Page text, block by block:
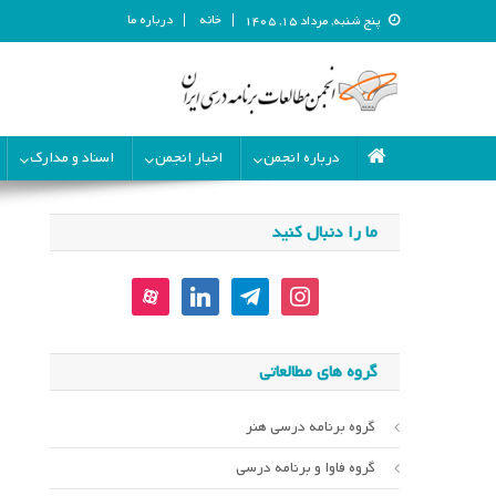
پنج شنبه, مرداد ۱۵, ۱۴۰۵ خانه درباره ما
انجمن مطالعات برنامه درسی
درباره انجمن
اخبار انجمن اسناد و مدارک
ما را دنبال کنید
instagram
telegram
linkedin
aparat
گروه های مطالعاتی
گروه برنامه درسی هنر
گروه فاوا و برنامه درسی